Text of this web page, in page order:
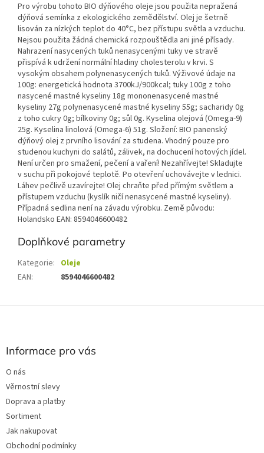
Pro výrobu tohoto BIO dýňového oleje jsou použita nepražená
dýňová semínka z ekologického zemědělství. Olej je šetrně
lisován za nízkých teplot do 40°C, bez přístupu světla a vzduchu.
Nejsou použita žádná chemická rozpouštědla ani jiné přísady.
Nahrazení nasycených tuků nenasycenými tuky ve stravě
přispívá k udržení normální hladiny cholesterolu v krvi. S
vysokým obsahem polynenasycených tuků. Výživové údaje na
100g: energetická hodnota 3700kJ/900kcal; tuky 100g z toho
nasycené mastné kyseliny 18g mononenasycené mastné
kyseliny 27g polynenasycené mastné kyseliny 55g; sacharidy 0g
z toho cukry 0g; bílkoviny 0g; sůl 0g. Kyselina olejová (Omega-9)
25g. Kyselina linolová (Omega-6) 51g. Složení: BIO panenský
dýňový olej z prvního lisování za studena. Vhodný pouze pro
studenou kuchyni do salátů, zálivek, na dochucení hotových jídel.
Není určen pro smažení, pečení a vaření! Nezahřívejte! Skladujte
v suchu při pokojové teplotě. Po otevření uchovávejte v lednici.
Láhev pečlivě uzavírejte! Olej chraňte před přímým světlem a
přístupem vzduchu (kyslík ničí nenasycené mastné kyseliny).
Případná sedlina není na závadu výrobku. Země původu:
Holandsko EAN: 8594046600482
Doplňkové parametry
Kategorie: Oleje
EAN: 8594046600482
Z
Informace pro vás
O nás
Věrnostní slevy
Doprava a platby
Sortiment
Jak nakupovat
Obchodní podmínky